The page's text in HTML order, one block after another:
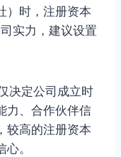
）时，注册资本
实力，建议设置
决定公司成立时
力、合作伙伴信
较高的注册资本
。